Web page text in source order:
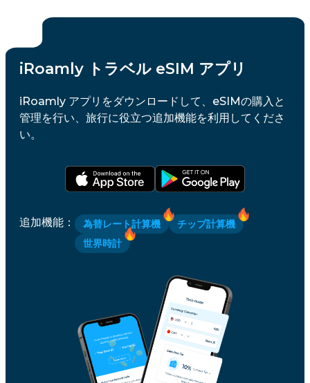
iRoamly トラベル eSIM アプリ
iRoamly アプリをダウンロードして、eSIMの購入と
管理を行い、旅行に役立つ追加機能を利用してくださ
い。
追加機能 ： 為替レート計算機
チップ計算機
世界時計